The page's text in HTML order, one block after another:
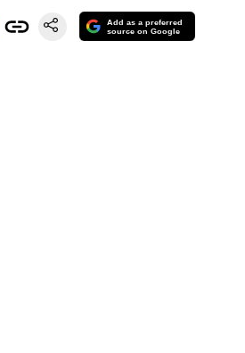
Add as a preferred
source on Google